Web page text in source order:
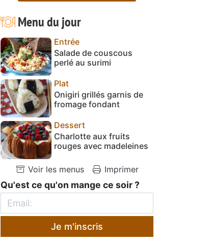
Menu du jour
Entrée
Salade de couscous
perlé au surimi
Plat
Onigiri grillés garnis de
fromage fondant
Dessert
Charlotte aux fruits
rouges avec madeleines
Voir les menus Imprimer
Qu'est ce qu'on mange ce soir ?
Je m'inscris